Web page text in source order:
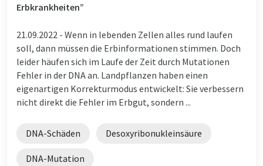
Erbkrankheiten”
21.09.2022 - Wenn in lebenden Zellen alles rund laufen
soll, dann müssen die Erbinformationen stimmen. Doch
leider häufen sich im Laufe der Zeit durch Mutationen
Fehler in der DNA an. Landpflanzen haben einen
eigenartigen Korrekturmodus entwickelt: Sie verbessern
nicht direkt die Fehler im Erbgut, sondern ...
DNA-Schäden Desoxyribonukleinsäure
DNA-Mutation